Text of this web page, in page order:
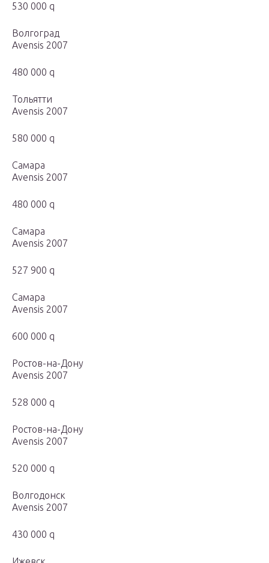
530 000 q
Волгоград
Avensis 2007
480 000 q
Тольятти
Avensis 2007
580 000 q
Самара
Avensis 2007
480 000 q
Самара
Avensis 2007
527 900 q
Самара
Avensis 2007
600 000 q
Ростов-на-Дону
Avensis 2007
528 000 q
Ростов-на-Дону
Avensis 2007
520 000 q
Волгодонск
Avensis 2007
430 000 q